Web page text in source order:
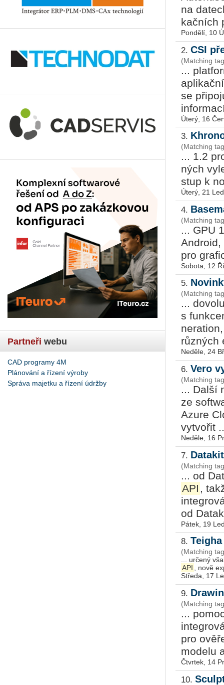
Partneři webu
CAD programy 4M
Plánování a řízení výroby
Správa majetku a řízení údržby
na
kač­ních
Pondělí, 10
2. CSI
(Matching
...
se
Úterý, 16
3.
(Matching
... 1.2
ných
stup k
Úterý, 21
4.
(Matching
... GPU
An­dro­id,
pro
Sobota, 12
5.
(Matching
...
s
různých
Neděle, 24
6. Vero
(Matching
... Další
ze
Azure
vytvořit
Neděle, 16
7.
(Matching
... od
API ,
od
Pátek, 19
8.
(Matching
... určený
API
Středa, 17
9.
(Matching
...
pro
modelu
Čtvrtek, 14
10.